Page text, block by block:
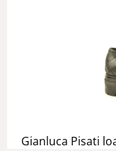
Gianluca Pisati